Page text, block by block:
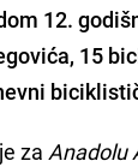
12.
15
za Anadolu